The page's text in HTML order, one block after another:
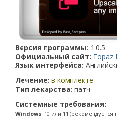
Версия программы: 1.0.5
Официальный сайт: Topaz
Язык интерфейса:
Лечение: в комплекте
Тип лекарства: патч
Системные требования:
Windows: 10 или 11